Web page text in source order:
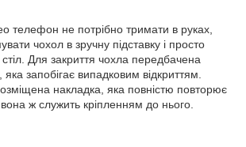
телефон не потрібно тримати в руках,
чохол в зручну підставку і просто
Для закриття чохла передбачена
яка запобігає випадковим відкриттям.
накладка, яка повністю повторює
ж служить кріпленням до нього.